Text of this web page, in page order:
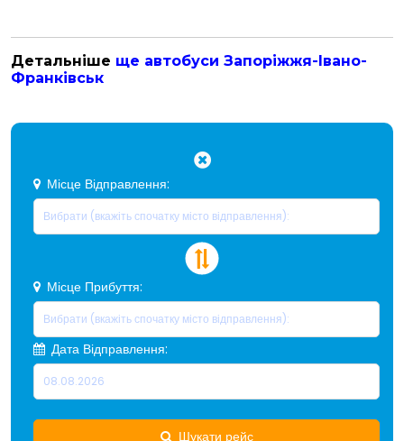
Детальніше ще автобуси Запоріжжя-Івано-
Франківськ
Місце Відправлення:
Місце Прибуття:
Дата Відправлення:
Шукати рейс